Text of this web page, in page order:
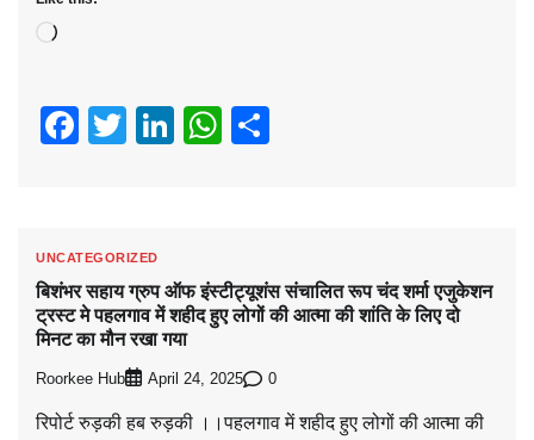
Loading…
Facebook
Twitter
LinkedIn
WhatsApp
UNCATEGORIZED
बिशंभर सहाय ग्रुप ऑफ इंस्टीट्यूशंस संचालित रूप चंद शर्मा एजुकेशन
ट्रस्ट मे पहलगाव में शहीद हुए लोगों की आत्मा की शांति के लिए दो
मिनट का मौन रखा गया
Roorkee Hub April 24, 2025 0
रिपोर्ट रुड़की हब रुड़की ।।पहलगाव में शहीद हुए लोगों की आत्मा की